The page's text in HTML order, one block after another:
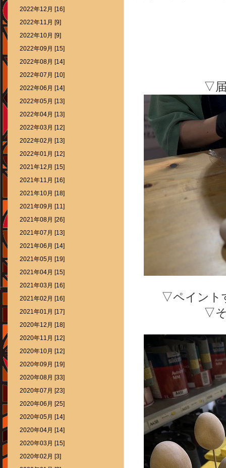
▽
▽ペイント
▽
2022年12月 [16]
2022年11月 [9]
2022年10月 [9]
2022年09月 [15]
2022年08月 [14]
2022年07月 [10]
2022年06月 [14]
2022年05月 [13]
2022年04月 [13]
2022年03月 [12]
2022年02月 [13]
2022年01月 [12]
2021年12月 [15]
2021年11月 [16]
2021年10月 [18]
2021年09月 [11]
2021年08月 [26]
2021年07月 [13]
2021年06月 [14]
2021年05月 [19]
2021年04月 [15]
2021年03月 [16]
2021年02月 [16]
2021年01月 [17]
2020年12月 [18]
2020年11月 [12]
2020年10月 [12]
2020年09月 [19]
2020年08月 [33]
2020年07月 [23]
2020年06月 [25]
2020年05月 [14]
2020年04月 [14]
2020年03月 [15]
2020年02月 [3]